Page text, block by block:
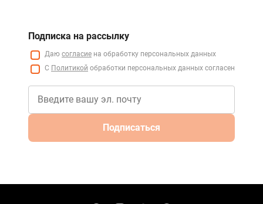
Подписка на рассылку
Даю согласие на обработку персональных данных
С Политикой обработки персональных данных согласен
Подписаться